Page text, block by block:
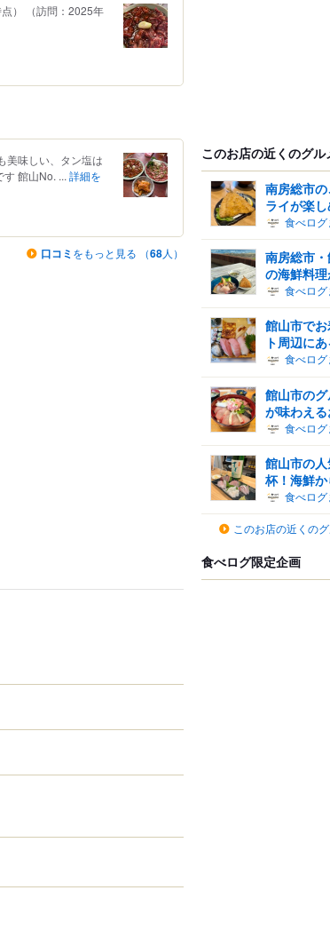
） （訪問：2025年
美味しい、タン塩は
館山No. ... 詳細を
口コミ をもっと見る （68人）
このお店の近くのグ
南房総市
ライが楽
食べロ
南房総市
の海鮮料
食べロ
館山市で
ト周辺に
食べロ
館山市の
が味わえ
食べロ
館山市の
杯！海鮮
食べロ
このお店の近くの
食べログ限定企画